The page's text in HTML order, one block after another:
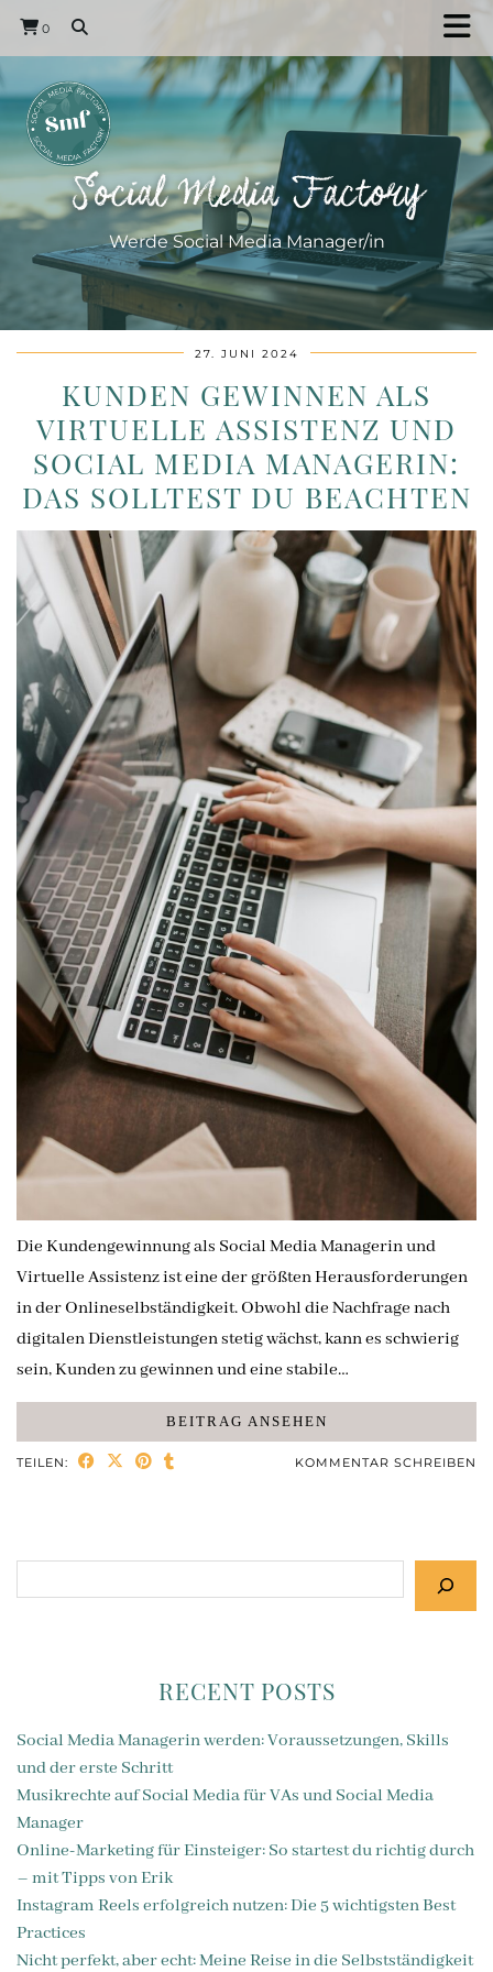
0
Social Media Factory
Werde Social Media Manager/in
27. JUNI 2024
KUNDEN GEWINNEN ALS
VIRTUELLE ASSISTENZ UND
SOCIAL MEDIA MANAGERIN:
DAS SOLLTEST DU BEACHTEN
Die Kundengewinnung als Social Media Managerin und
Virtuelle Assistenz ist eine der größten Herausforderungen
in der Onlineselbständigkeit. Obwohl die Nachfrage nach
digitalen Dienstleistungen stetig wächst, kann es schwierig
sein, Kunden zu gewinnen und eine stabile…
BEITRAG ANSEHEN
TEILEN: KOMMENTAR SCHREIBEN
RECENT POSTS
Social Media Managerin werden: Voraussetzungen, Skills
und der erste Schritt
Musikrechte auf Social Media für VAs und Social Media
Manager
Online-Marketing für Einsteiger: So startest du richtig durch
– mit Tipps von Erik
Instagram Reels erfolgreich nutzen: Die 5 wichtigsten Best
Practices
Nicht perfekt, aber echt: Meine Reise in die Selbstständigkeit